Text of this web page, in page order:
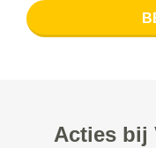
Acties bij